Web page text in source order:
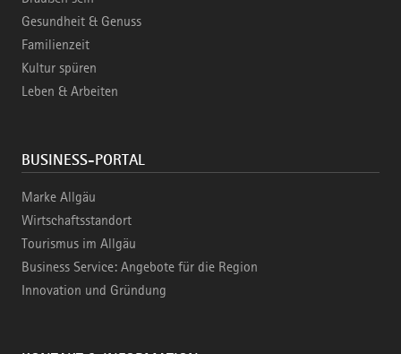
Gesundheit & Genuss
Familienzeit
Kultur spüren
Leben & Arbeiten
BUSINESS-PORTAL
Marke Allgäu
Wirtschaftsstandort
Tourismus im Allgäu
Business Service: Angebote für die Region
Innovation und Gründung